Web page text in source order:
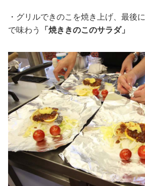
・グリルできのこを焼き上げ、最後
で味わう
「焼ききのこのサラダ」